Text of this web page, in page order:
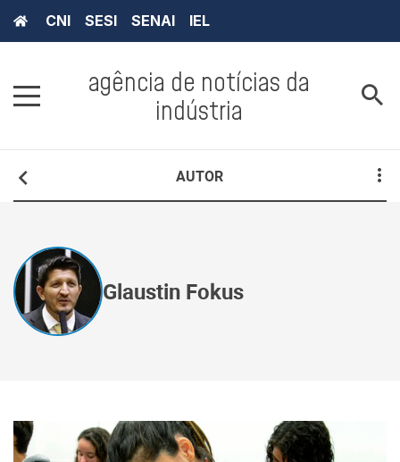
CNI SESI SENAI IEL
agência de notícias da
indústria
AUTOR
Glaustin Fokus